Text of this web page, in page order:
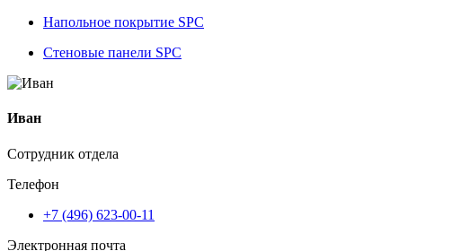
Напольное покрытие SPC
Стеновые панели SPC
Иван
Сотрудник отдела
Телефон
+7 (496) 623-00-11
Электронная почта